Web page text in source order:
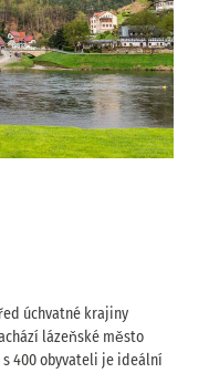
úchvatné krajiny
lázeňské město
400 obyvateli je ideální